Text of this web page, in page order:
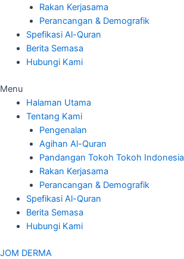
Rakan Kerjasama
Perancangan & Demografik
Spefikasi Al-Quran
Berita Semasa
Hubungi Kami
Menu
Halaman Utama
Tentang Kami
Pengenalan
Agihan Al-Quran
Pandangan Tokoh Tokoh Indonesia
Rakan Kerjasama
Perancangan & Demografik
Spefikasi Al-Quran
Berita Semasa
Hubungi Kami
JOM DERMA